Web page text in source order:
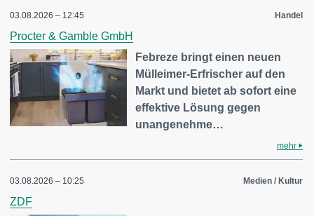
03.08.2026 – 12:45 Handel
Procter & Gamble GmbH
Febreze bringt einen neuen
Mülleimer-Erfrischer auf den
Markt und bietet ab sofort eine
effektive Lösung gegen
unangenehme…
mehr
03.08.2026 – 10:25 Medien / Kultur
ZDF